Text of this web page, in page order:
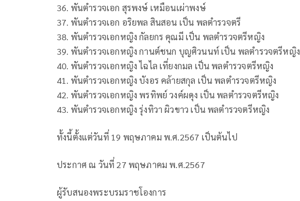
36. พันตํารวจเอก สุรพงษ์ เหมือนเผ่าพงษ์
37. พันตํารวจเอก อริยพล สินสอน เป็น พลตํารวจตรี
38. พันตํารวจเอกหญิง กัลยกร คุณมี เป็น พลตํารวจตรีหญิง
39. พันตํารวจเอกหญิง กานต์ชนก บุญศิวนนท์ เป็น พลตํารวจตรีหญิง
40. พันตํารวจเอกหญิง ไฉไล เที่ยงกมล เป็น พลตํารวจตรีหญิง
41. พันตํารวจเอกหญิง บังอร คล้ายสกุล เป็น พลตํารวจตรีหญิง
42. พันตํารวจเอกหญิง พรทิพย์ วงค์ผดุง เป็น พลตํารวจตรีหญิง
43. พันตํารวจเอกหญิง รุ่งทิวา ผิวขาว เป็น พลตํารวจตรีหญิง
ทั้งนี้ตั้งแต่วันที่ 19 พฤษภาคม พ.ศ.2567 เป็นต้นไป
ประกาศ ณ วันที่ 27 พฤษภาคม พ.ศ.2567
ผู้รับสนองพระบรมราชโองการ